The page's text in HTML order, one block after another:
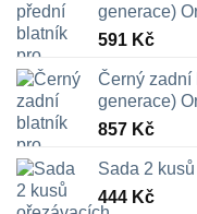
generace)
591 Kč
Černý zadní
generace)
857 Kč
Sada 2
444 Kč